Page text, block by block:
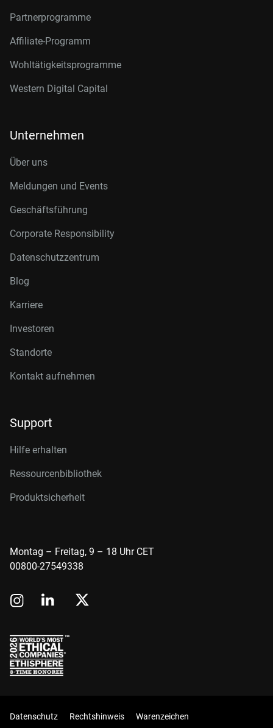
Partnerprogramme
Affiliate-Programm
Wohltätigkeitsprogramme
Western Digital Capital
Unternehmen
Über uns
Meldungen und Events
Geschäftsführung
Corporate Responsibility
Datenschutzzentrum
Blog
Karriere
Investoren
Standorte
Kontakt aufnehmen
Support
Hilfe erhalten
Ressourcenbibliothek
Produktsicherheit
Montag – Freitag, 9 – 18 Uhr CET
00800-27549338
Datenschutz Rechtshinweis Warenzeichen